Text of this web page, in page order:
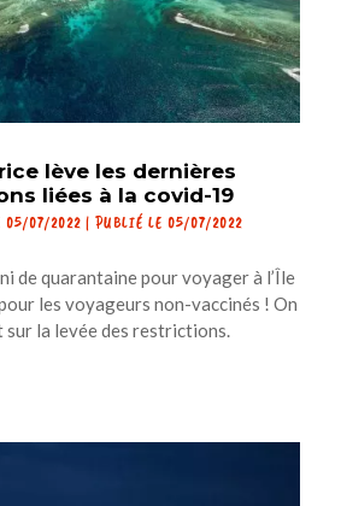
lève les dernières
liées à la covid-19
05/07/2022 | PUBLIÉ LE 05/07/2022
de quarantaine pour voyager à l’Île
les voyageurs non-vaccinés ! On
la levée des restrictions.